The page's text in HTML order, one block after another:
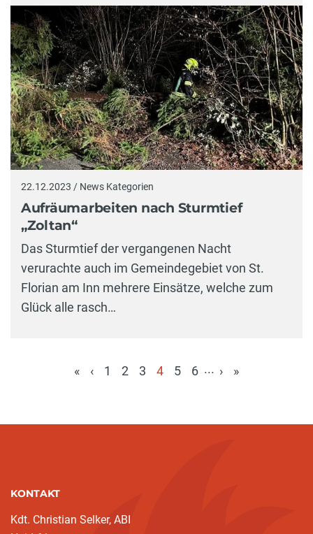
22.12.2023 / News Kategorien
Aufräumarbeiten nach Sturmtief
„Zoltan“
Das Sturmtief der vergangenen Nacht
verurachte auch im Gemeindegebiet von St.
Florian am Inn mehrere Einsätze, welche zum
Glück alle rasch…
« ‹ 1 2 3
4
5 6 ... › »
KONTAKT
Kdt. Christian Selker, ABI